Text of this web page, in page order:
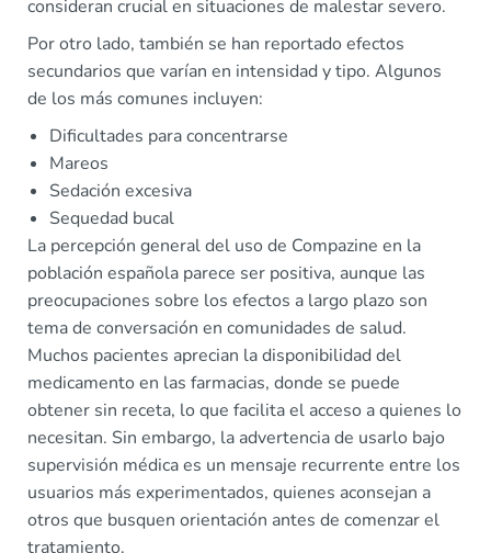
consideran crucial en situaciones de malestar severo.
Por otro lado, también se han reportado efectos
secundarios que varían en intensidad y tipo. Algunos
de los más comunes incluyen:
Dificultades para concentrarse
Mareos
Sedación excesiva
Sequedad bucal
La percepción general del uso de Compazine en la
población española parece ser positiva, aunque las
preocupaciones sobre los efectos a largo plazo son
tema de conversación en comunidades de salud.
Muchos pacientes aprecian la disponibilidad del
medicamento en las farmacias, donde se puede
obtener sin receta, lo que facilita el acceso a quienes lo
necesitan. Sin embargo, la advertencia de usarlo bajo
supervisión médica es un mensaje recurrente entre los
usuarios más experimentados, quienes aconsejan a
otros que busquen orientación antes de comenzar el
tratamiento.